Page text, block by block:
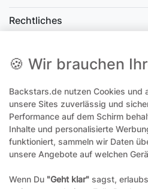
Rechtliches
office@backstars.de
Wir antworten Ihnen schnellstmöglich.
es evtl. zu Verzögerungen kommen.
07306 306239¹
Freitags am besten zwischen 8-12 Uhr
🍪 Wir brauchen
Backstars.de nutzen Cookies und
unsere Sites zuverlässig und
Performance auf dem Schirm
Inhalte und personalisierte
funktioniert, sammeln wir Daten
unsere Angebote auf welchen
Wenn Du "Geht klar" sagst,